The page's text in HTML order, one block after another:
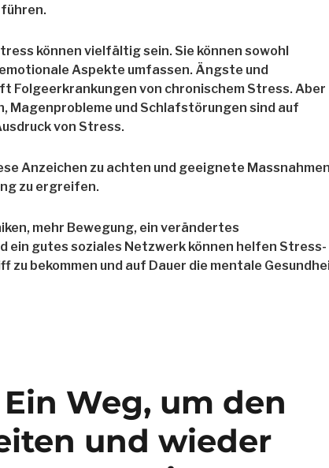
können vielfältig sein. Sie können sowohl
Aspekte umfassen. Ängste und
Folgeerkrankungen von chronischem Stress. Aber
Magenprobleme und Schlafstörungen sind auf
von Stress.
Anzeichen zu achten und geeignete
zu ergreifen.
mehr Bewegung, ein verändertes
ein gutes soziales Netzwerk können helfen Stress-
zu bekommen und auf Dauer die mentale
Weg, um den
und wieder